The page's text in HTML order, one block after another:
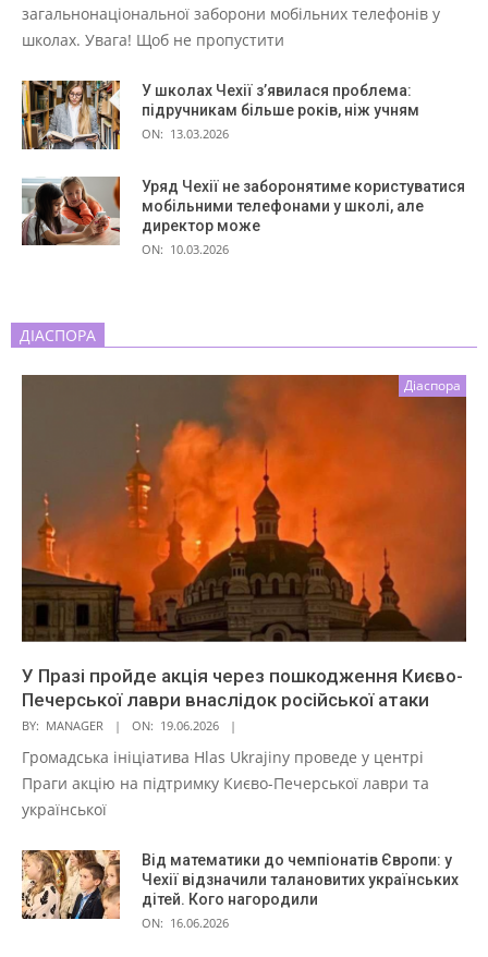
загальнонаціональної заборони мобільних телефонів у
школах. Увага! Щоб не пропустити
У школах Чехії з’явилася проблема:
підручникам більше років, ніж учням
ON: 13.03.2026
Уряд Чехії не заборонятиме користуватися
мобільними телефонами у школі, але
директор може
ON: 10.03.2026
ДІАСПОРА
Діаспора
У Празі пройде акція через пошкодження Києво-
Печерської лаври внаслідок російської атаки
BY: MANAGER ON: 19.06.2026
Громадська ініціатива Hlas Ukrajiny проведе у центрі
Праги акцію на підтримку Києво-Печерської лаври та
української
Від математики до чемпіонатів Європи: у
Чехії відзначили талановитих українських
дітей. Кого нагородили
ON: 16.06.2026